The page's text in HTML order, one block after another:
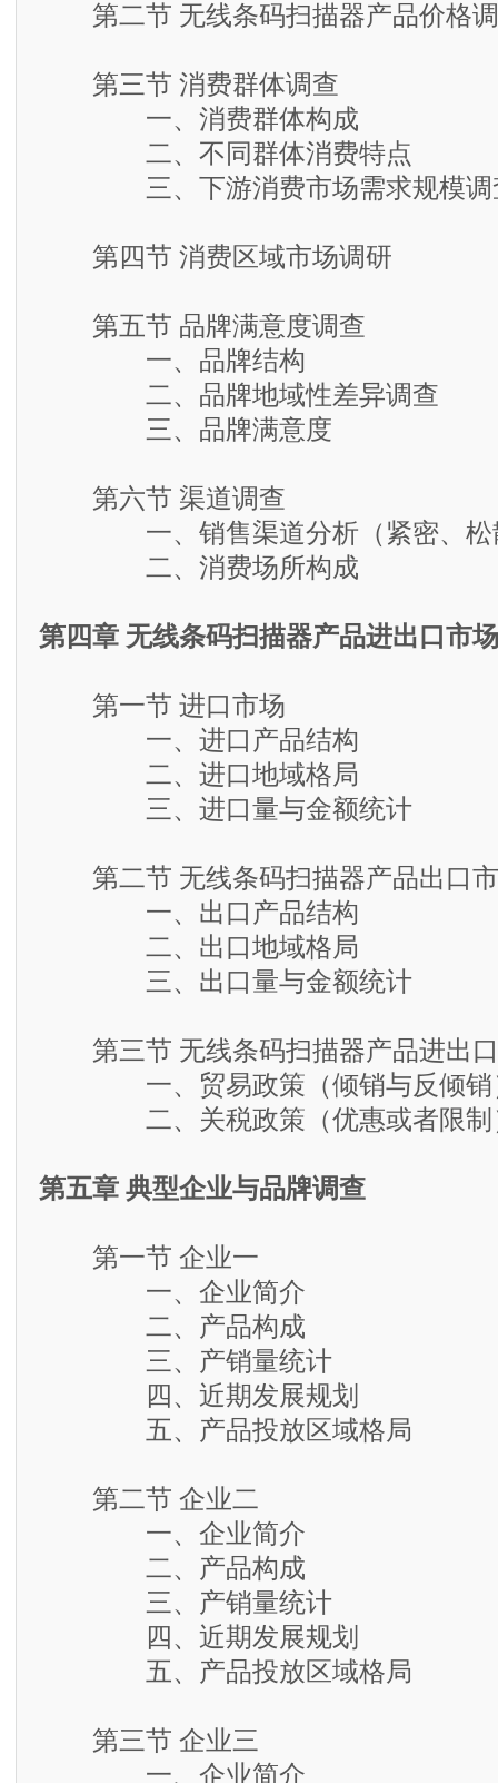
第二节 无线条码扫描器产品价格
第三节 消费群体调查
一、消费群体构成
二、不同群体消费特点
三、下游消费市场需求规模调
第四节 消费区域市场调研
第五节 品牌满意度调查
一、品牌结构
二、品牌地域性差异调查
三、品牌满意度
第六节 渠道调查
一、销售渠道分析（紧密、松
二、消费场所构成
第四章 无线条码扫描器产品进出口市
第一节 进口市场
一、进口产品结构
二、进口地域格局
三、进口量与金额统计
第二节 无线条码扫描器产品出口
一、出口产品结构
二、出口地域格局
三、出口量与金额统计
第三节 无线条码扫描器产品进出
一、贸易政策（倾销与反倾销
二、关税政策（优惠或者限制
第五章 典型企业与品牌调查
第一节 企业一
一、企业简介
二、产品构成
三、产销量统计
四、近期发展规划
五、产品投放区域格局
第二节 企业二
一、企业简介
二、产品构成
三、产销量统计
四、近期发展规划
五、产品投放区域格局
第三节 企业三
一、企业简介